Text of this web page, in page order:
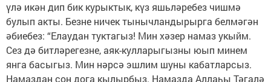
үлә икән дип бик курыктык, күз яшьләребез чишмә
булып акты. Безне ничек тынычландырырга белмәгән
әбиебез: “Елаудан туктагыз! Мин хәзер намаз укыйм.
Сез дә битләрегезне, аяк-кулларыгызны юып минем
янга басыгыз. Мин нәрсә эшлим шуны кабатларсыз.
Намаздан соң дога кылырбыз. Намазда Аллаһы Тәгалә